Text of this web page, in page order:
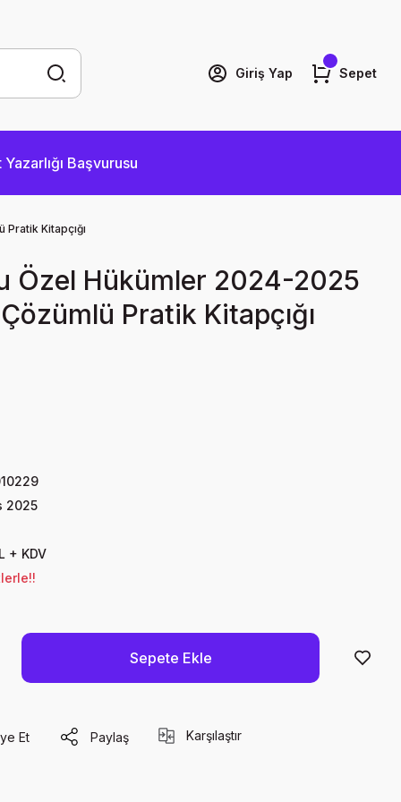
Giriş Yap Sepet
Yazarlığı Başvurusu
Kitapçığı
Özel Hükümler 2024-2025
Pratik Kitapçığı
2025
+ KDV
Sepete Ekle
Et Paylaş Karşılaştır